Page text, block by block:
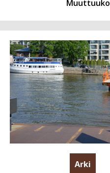
Muuttuuko
Arki